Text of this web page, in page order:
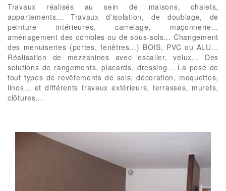
Travaux réalisés au sein de maisons, chalets,
appartements... Travaux d'isolation, de doublage, de
peinture intérieures, carrelage, maçonnerie...
aménagement des combles ou de sous-sols... Changement
des menuiseries (portes, fenêtres...) BOIS, PVC ou ALU...
Réalisation de mezzanines avec escalier, velux... Des
solutions de rangements, placards, dressing... La pose de
tout types de revêtements de sols, décoration, moquettes,
linos... et différents travaux extérieurs, terrasses, murets,
clôtures...